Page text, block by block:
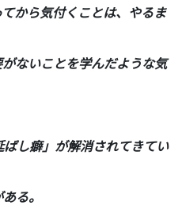
から気付くことは、やるま
ないことを学んだような気
し癖」が解消されてきてい
る。